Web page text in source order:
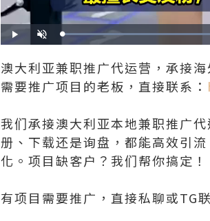
Play Unmute
澳大利亚兼职推广代运营，承接
需要推广项目的老板，直接联系：
我们承接澳大利亚本地兼职推广
册、下载还是询盘，都能高效引
化。项目缺客户？我们帮你搞定！
有项目需要推广，直接私聊或TG